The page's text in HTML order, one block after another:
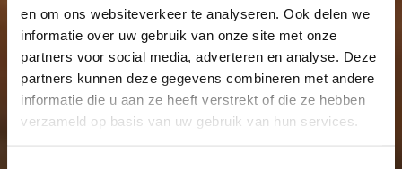
en om ons websiteverkeer te analyseren. Ook delen we
informatie over uw gebruik van onze site met onze
partners voor social media, adverteren en analyse. Deze
partners kunnen deze gegevens combineren met andere
informatie die u aan ze heeft verstrekt of die ze hebben
verzameld op basis van uw gebruik van hun services.